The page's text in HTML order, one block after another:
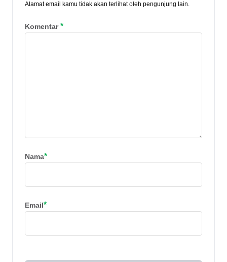
Alamat email kamu tidak akan terlihat oleh pengunjung lain.
Komentar*
Nama*
Email*